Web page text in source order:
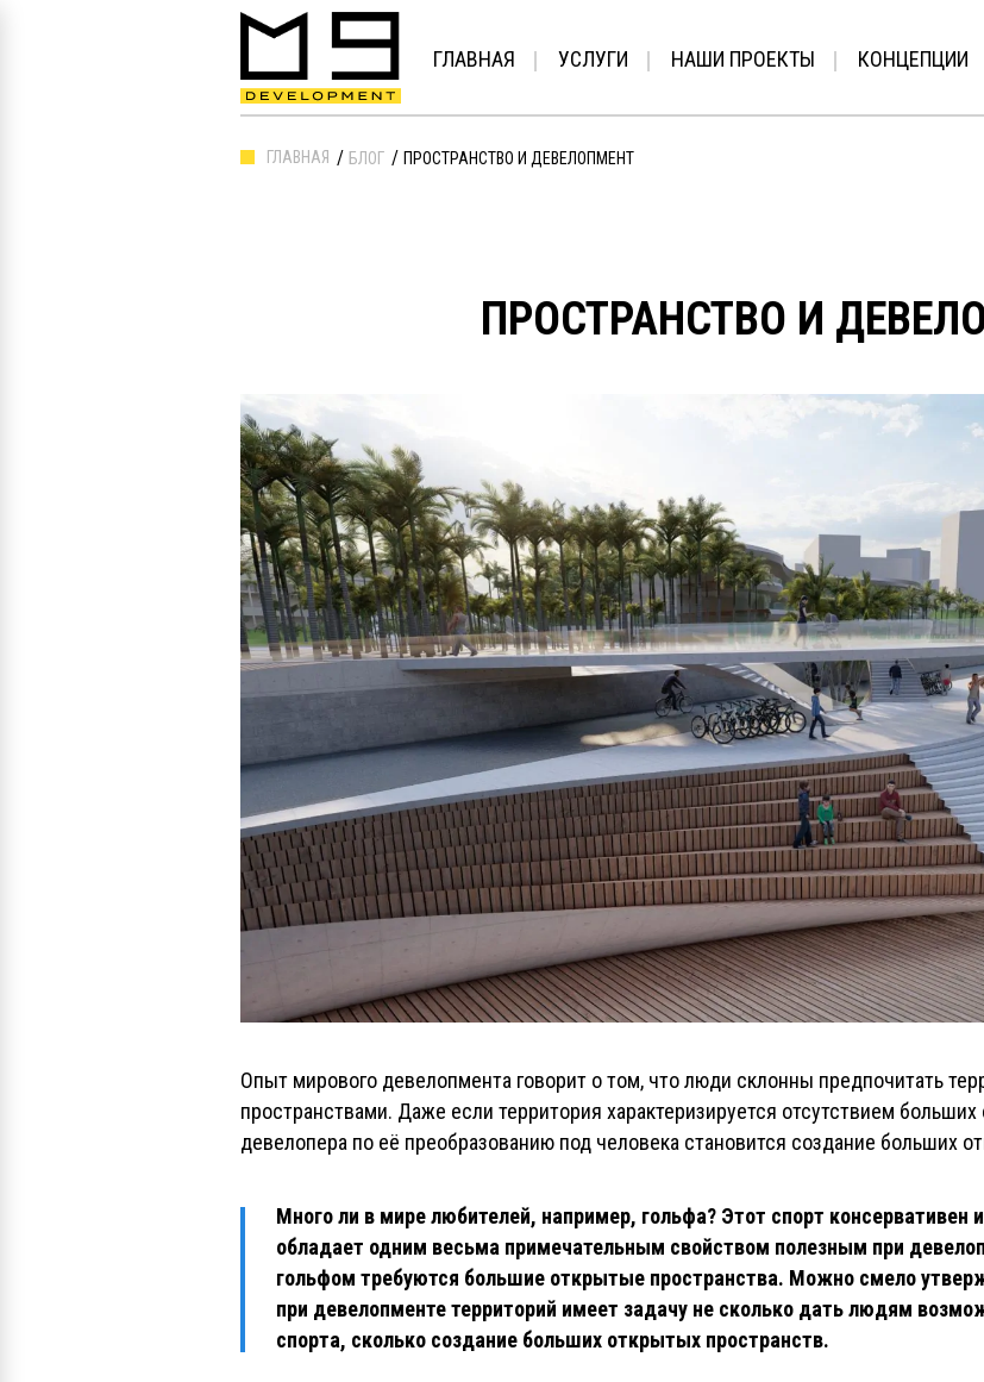
ГЛАВНАЯ УСЛУГИ НАШИ ПРОЕКТЫ КОНЦЕПЦИИ
ГЛАВНАЯ БЛОГ ПРОСТРАНСТВО И ДЕВЕЛОПМЕНТ
ПРОСТРАНСТВО И
Опыт мирового девелопмента говорит о том, что люди склонны предпочитать
пространствами. Даже если территория характеризируется отсутствием
девелопера по её преобразованию под человека становится создание больших
Много ли в мире любителей, например, гольфа? Этот спорт консервативен
обладает одним весьма примечательным свойством полезным при
гольфом требуются большие открытые пространства. Можно смело
при девелопменте территорий имеет задачу не сколько дать людям
спорта, сколько создание больших открытых пространств.